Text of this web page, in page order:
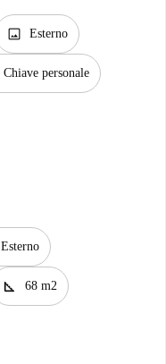
image Esterno
Chiave personale
Esterno
square_foot 68 m2